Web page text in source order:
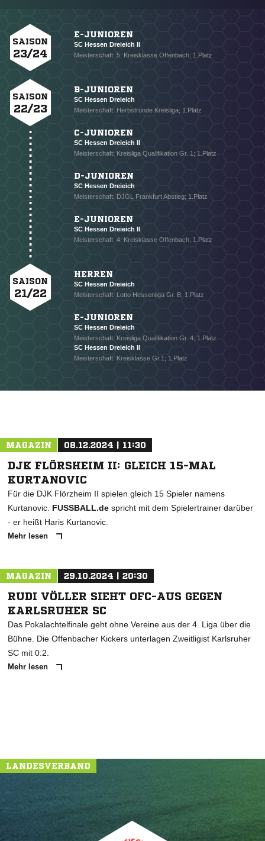
SAISON
23/24
E-JUNIOREN
SC Hessen Dreieich II
Meisterschaft: 5. Kreisklasse Offenbach; 1.Platz
SAISON
22/23
B-JUNIOREN
SC Hessen Dreieich
Meisterschaft: Herbstrunde Kreisliga; 1.Platz
C-JUNIOREN
SC Hessen Dreieich II
Meisterschaft: Kreisliga Qualifikation Gr. 1; 1.Platz
D-JUNIOREN
SC Hessen Dreieich
Meisterschaft: DJGL Frankfurt Abstieg; 1.Platz
E-JUNIOREN
SC Hessen Dreieich II
Meisterschaft: 4. Kreisklasse Offenbach; 1.Platz
SAISON
21/22
HERREN
SC Hessen Dreieich
Meisterschaft: Lotto Hessenliga Gr. B; 1.Platz
E-JUNIOREN
SC Hessen Dreieich
Meisterschaft: Kreisliga Qualifikation Gr. 4; 1.Platz
SC Hessen Dreieich II
Meisterschaft: Kreisklasse Gr.1; 1.Platz
MAGAZIN 08.12.2024 | 11:30
DJK FLÖRSHEIM II: GLEICH 15-MAL
KURTANOVIC
Für die DJK Flörzheim II spielen gleich 15 Spieler namens
Kurtanovic. FUSSBALL.de spricht mit dem Spielertrainer darüber
- er heißt Haris Kurtanovic.
Mehr lesen
MAGAZIN 29.10.2024 | 20:30
RUDI VÖLLER SIEHT OFC-AUS GEGEN
KARLSRUHER SC
Das Pokalachtelfinale geht ohne Vereine aus der 4. Liga über die
Bühne. Die Offenbacher Kickers unterlagen Zweitligist Karlsruher
SC mit 0:2.
Mehr lesen
LANDESVERBAND